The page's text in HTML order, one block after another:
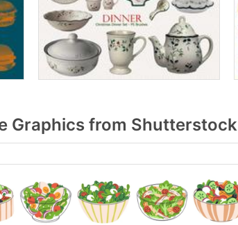
Graphics from Shutterstock